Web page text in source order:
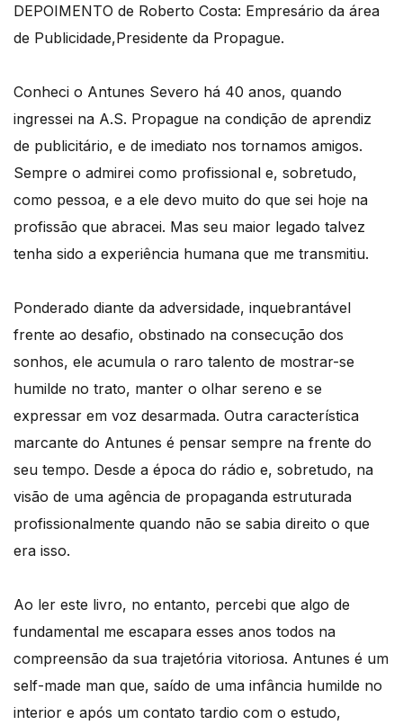
DEPOIMENTO de Roberto Costa: Empresário da área
de Publicidade,Presidente da Propague.
Conheci o Antunes Severo há 40 anos, quando
ingressei na A.S. Propague na condição de aprendiz
de publicitário, e de imediato nos tornamos amigos.
Sempre o admirei como profissional e, sobretudo,
como pessoa, e a ele devo muito do que sei hoje na
profissão que abracei. Mas seu maior legado talvez
tenha sido a experiência humana que me transmitiu.
Ponderado diante da adversidade, inquebrantável
frente ao desafio, obstinado na consecução dos
sonhos, ele acumula o raro talento de mostrar-se
humilde no trato, manter o olhar sereno e se
expressar em voz desarmada. Outra característica
marcante do Antunes é pensar sempre na frente do
seu tempo. Desde a época do rádio e, sobretudo, na
visão de uma agência de propaganda estruturada
profissionalmente quando não se sabia direito o que
era isso.
Ao ler este livro, no entanto, percebi que algo de
fundamental me escapara esses anos todos na
compreensão da sua trajetória vitoriosa. Antunes é um
self-made man que, saído de uma infância humilde no
interior e após um contato tardio com o estudo,